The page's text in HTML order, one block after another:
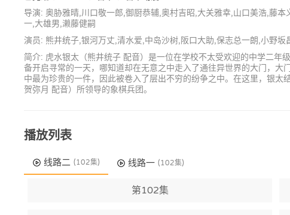
导演: 奥胁雅晴,川口敬一郎,御厨恭辅,奥村吉昭,大关雅幸,山口美浩,藤
一,大雄男,濑藤健嗣
演员: 熊井统子,银河万丈,清水爱,中岛沙树,阪口大助,保志总一朗,小野
简介: 虎水银太（熊井统子 配音）是一位在学校不太受欢迎的中学二
备开启寻常的一天，哪知道却在无意之中走入了通往异世界的大门，
中最为珍贵的一件，因此被卷入了层出不穷的纷争之中。在这里，银
贺弥月 配音）所领导的象棋兵团。
播放列表
线路二 (102集) 线路一 (102集)
第102集